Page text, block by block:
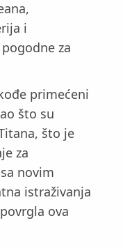
i
za
primećeni
što su
što je
za
novim
istraživanja
ova